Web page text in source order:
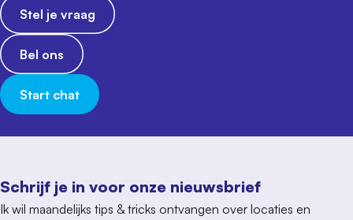
Schrijf je in voor onze nieuwsbrief
Ik wil maandelijks tips & tricks ontvangen over locaties en
Stel je vraag
Bel ons
Start chat